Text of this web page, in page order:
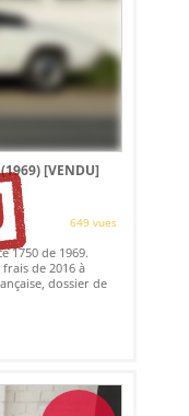
[VENDU]
649 vues
1750 de 1969.
de 2016 à
dossier de